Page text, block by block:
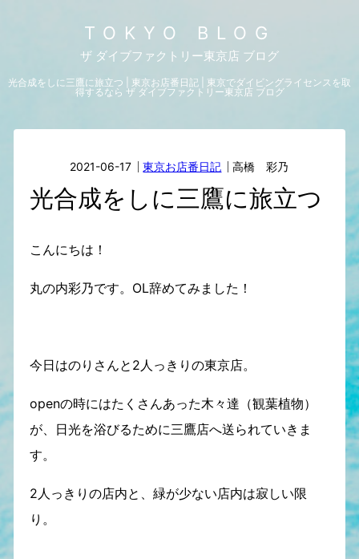
TOKYO BLOG
ザ ダイブファクトリー東京店 ブログ
光合成をしに三鷹に旅立つ | 東京お店番日記 | 東京でダイビングライセンスを取
得するなら ザ ダイブファクトリー東京店 ブログ
2021-06-17 東京お店番日記 高橋 彩乃
光合成をしに三鷹に旅立つ
こんにちは！
丸の内彩乃です。OL辞めてみました！
今日はのりさんと2人っきりの東京店。
openの時にはたくさんあった木々達（観葉植物）
が、日光を浴びるために三鷹店へ送られていきま
す。
2人っきりの店内と、緑が少ない店内は寂しい限
り。